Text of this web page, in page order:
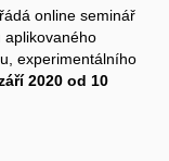
online seminář
aplikovaného
experimentálního
2020 od 10